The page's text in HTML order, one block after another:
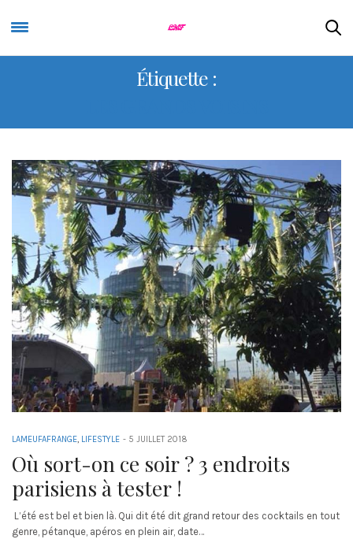
Étiquette :
LAMEUFAFRANGE, LIFESTYLE - 5 JUILLET 2018
Où sort-on ce soir ? 3 endroits
parisiens à tester !
L’été est bel et bien là. Qui dit été dit grand retour des cocktails en tout
genre, pétanque, apéros en plein air, date…